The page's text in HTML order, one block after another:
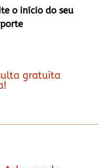
o início do seu
gratuita